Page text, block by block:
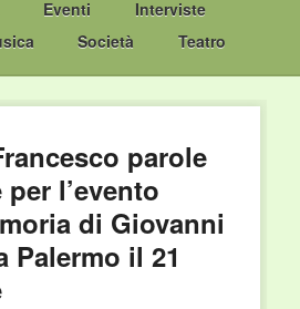
Eventi
Interviste
Società Teatro
parole
l’evento
di Giovanni
Palermo il 21